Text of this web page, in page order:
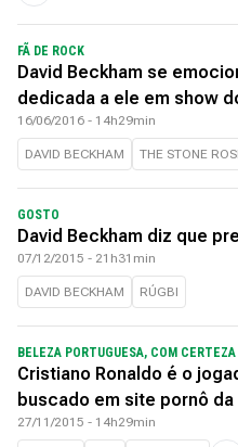
FÃ DE ROCK
David Beckham se
dedicada a ele em show
16/06/2016 - 14h29min
DAVID BECKHAM THE STONE
GOSTO
David Beckham diz que
07/12/2015 - 21h31min
DAVID BECKHAM RÚGBI
BELEZA PORTUGUESA, COM CERTEZA
Cristiano Ronaldo é o
buscado em site pornô da
27/11/2015 - 14h29min